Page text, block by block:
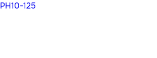
PH10-125